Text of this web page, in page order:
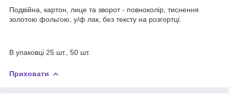
Подвійна, картон, лице та зворот - повноколір, тиснення
золотою фольгою, у/ф лак, без тексту на розгортці.
В упаковці 25 шт., 50 шт.
Приховати